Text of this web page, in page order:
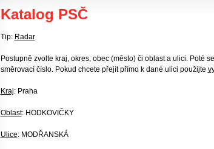
Katalog PSČ
Tip: Radar
Postupně zvolte kraj, okres, obec (město) či oblast a ulici. Poté
směrovací číslo. Pokud chcete přejít přímo k dané ulici použijte
Kraj: Praha
Oblast: HODKOVIČKY
Ulice: MODŘANSKÁ